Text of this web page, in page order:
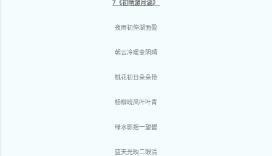
7《初晴游月湖》
夜雨初停湖面盈
朝云冷暖变阴晴
桃花初日朵朵艳
杨柳晓风叶叶青
绿水影摇一望碧
蓝天光映二眼清